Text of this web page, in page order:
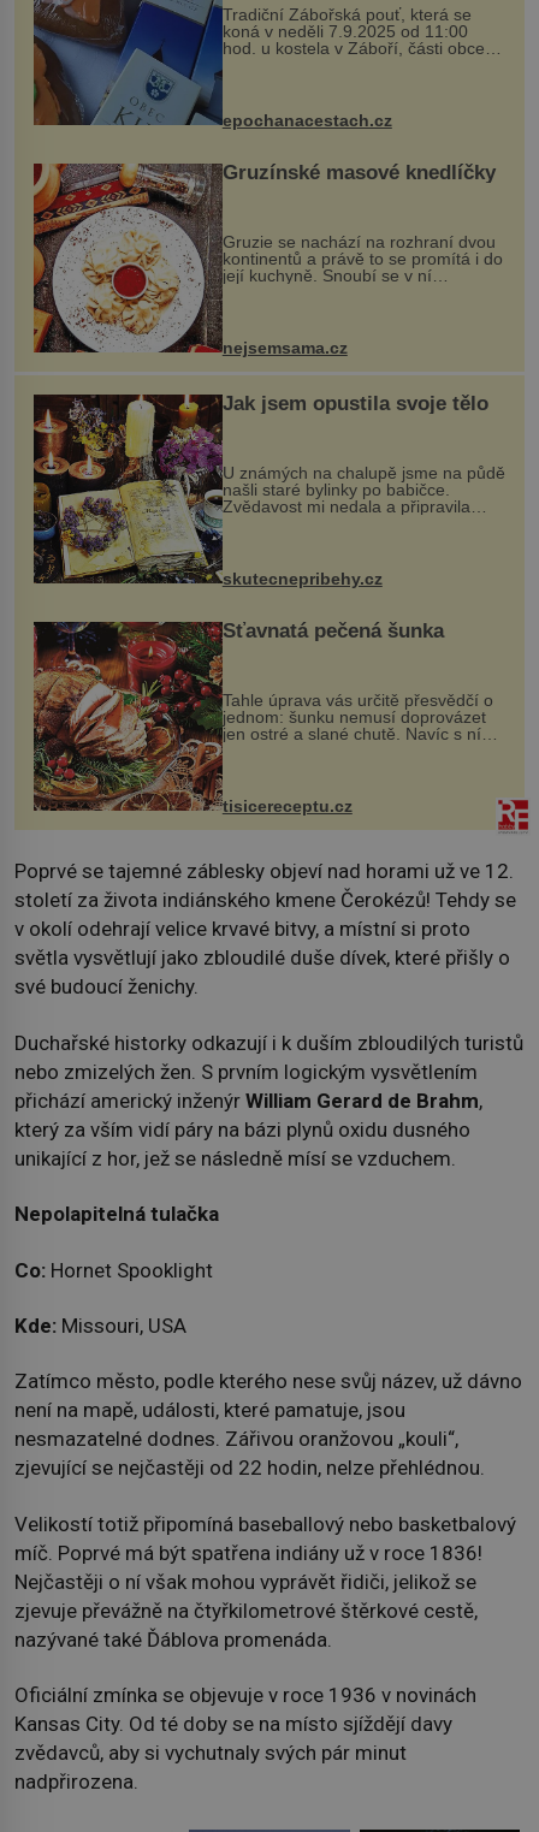
Tradiční Zábořská pouť, která se
koná v neděli 7.9.2025 od 11:00
hod. u kostela v Záboří, části obce
Kly u Mělníka. V programu naleznete
komentovanou prohlídku kostela,
epochanacestach.cz
Gruzínské masové knedlíčky
Gruzie se nachází na rozhraní dvou
kontinentů a právě to se promítá i do
její kuchyně. Snoubí se v ní
evropské a asijské chutě a díky tomu
vznikají rozmanité a chuťově bohaté
pokrmy, které rozhodně st...
nejsemsama.cz
Jak jsem opustila svoje tělo
U známých na chalupě jsme na půdě
našli staré bylinky po babičce.
Zvědavost mi nedala a připravila
jsem si z nich lektvar… Zimní pobyt
na chalupě se pro mě vlastní vinou
změnil v děsivý zážitek, na kt...
skutecnepribehy.cz
Šťavnatá pečená šunka
Tahle úprava vás určitě přesvědčí o
jednom: šunku nemusí doprovázet
jen ostré a slané chutě. Navíc s ní
nakrmíte poměrně hodně hladových
krků. Ingredience sádlo 3 kg šunky
vcelku 3 stroužky česneku hl...
tisicereceptu.cz
Poprvé se tajemné záblesky objeví nad horami už ve 12.
století za života indiánského kmene Čerokézů! Tehdy se
v okolí odehrají velice krvavé bitvy, a místní si proto
světla vysvětlují jako zbloudilé duše dívek, které přišly o
své budoucí ženichy.
Duchařské historky odkazují i k duším zbloudilých turistů
nebo zmizelých žen. S prvním logickým vysvětlením
přichází americký inženýr William Gerard de Brahm,
který za vším vidí páry na bázi plynů oxidu dusného
unikající z hor, jež se následně mísí se vzduchem.
Nepolapitelná tulačka
Co: Hornet Spooklight
Kde: Missouri, USA
Zatímco město, podle kterého nese svůj název, už dávno
není na mapě, události, které pamatuje, jsou
nesmazatelné dodnes. Zářivou oranžovou „kouli“,
zjevující se nejčastěji od 22 hodin, nelze přehlédnou.
Velikostí totiž připomíná baseballový nebo basketbalový
míč. Poprvé má být spatřena indiány už v roce 1836!
Nejčastěji o ní však mohou vyprávět řidiči, jelikož se
zjevuje převážně na čtyřkilometrové štěrkové cestě,
nazývané také Ďáblova promenáda.
Oficiální zmínka se objevuje v roce 1936 v novinách
Kansas City. Od té doby se na místo sjíždějí davy
zvědavců, aby si vychutnaly svých pár minut
nadpřirozena.